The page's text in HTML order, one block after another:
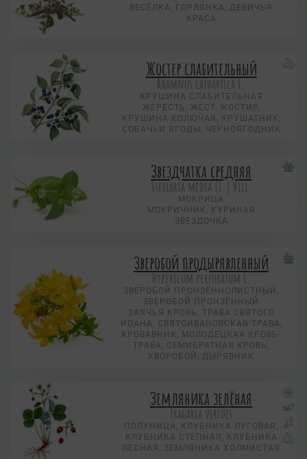
ВЕСЁЛКА, ГОРЛЯНКА, ДЕВИЧЬЯ
КРАСА
Жостер слабительный
Rhamnus cathartica L.
КРУШИНА СЛАБИТЕЛЬНАЯ
ЖЕРЕСТЬ, ЖЕСТ, ЖОСТИР,
КРУШИНА КОЛЮЧАЯ, КРУШАТНИК,
СОБАЧЬИ ЯГОДЫ, ЧЕРНОЯГОДНИК
Звездчатка средняя
Stellaria media (L.) Vill.
МОКРИЦА
МОКРИЧНИК, КУРИНАЯ
ЗВЕЗДОЧКА
Зверобой продырявленный
Hypericum perforatum L.
ЗВЕРОБОЙ ПРОНЗЁННОЛИСТНЫЙ,
ЗВЕРОБОЙ ПРОНЗЁННЫЙ
ЗАЯЧЬЯ КРОВЬ, ТРАВА СВЯТОГО
ИОАНА, СВЯТОИВАНОВСКАЯ ТРАВА,
КРОВАВНИК, МОЛОДЕЦКАЯ КРОВЬ-
ТРАВА, СЕМИБРАТНАЯ КРОВЬ,
ХВОРОБОЙ, ДЫРЯВНИК
Земляника зелёная
Fragaria viridis
ПОЛУНИЦА, КЛУБНИКА ЛУГОВАЯ,
КЛУБНИКА СТЕПНАЯ, КЛУБНИКА
ЛЕСНАЯ, ЗЕМЛЯНИКА ХОЛМИСТАЯ